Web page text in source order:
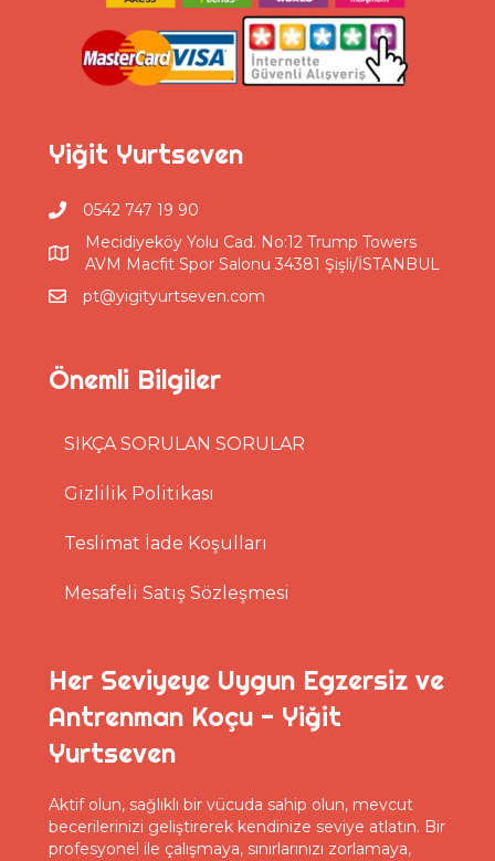
Yiğit Yurtseven
0542 747 19 90
Mecidiyeköy Yolu Cad. No:12 Trump Towers
AVM Macfit Spor Salonu 34381 Şişli/İSTANBUL
pt@yigityurtseven.com
Önemli Bilgiler
SIKÇA SORULAN SORULAR
Gizlilik Politikası
Teslimat İade Koşulları
Mesafeli Satış Sözleşmesi
Her Seviyeye Uygun Egzersiz ve
Antrenman Koçu - Yiğit
Yurtseven
Aktif olun, sağlıklı bir vücuda sahip olun, mevcut
becerilerinizi geliştirerek kendinize seviye atlatın. Bir
profesyonel ile çalışmaya, sınırlarınızı zorlamaya,